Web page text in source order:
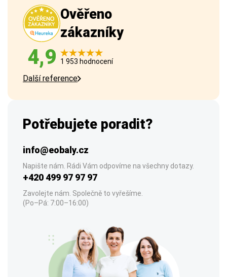
Ověřeno
zákazníky
4,9 1 953 hodnocení
Další reference
Potřebujete poradit?
info@eobaly.cz
Napište nám. Rádi Vám odpovíme na všechny dotazy.
+420 499 97 97 97
Zavolejte nám. Společně to vyřešíme.
(Po–Pá: 7:00–16:00)